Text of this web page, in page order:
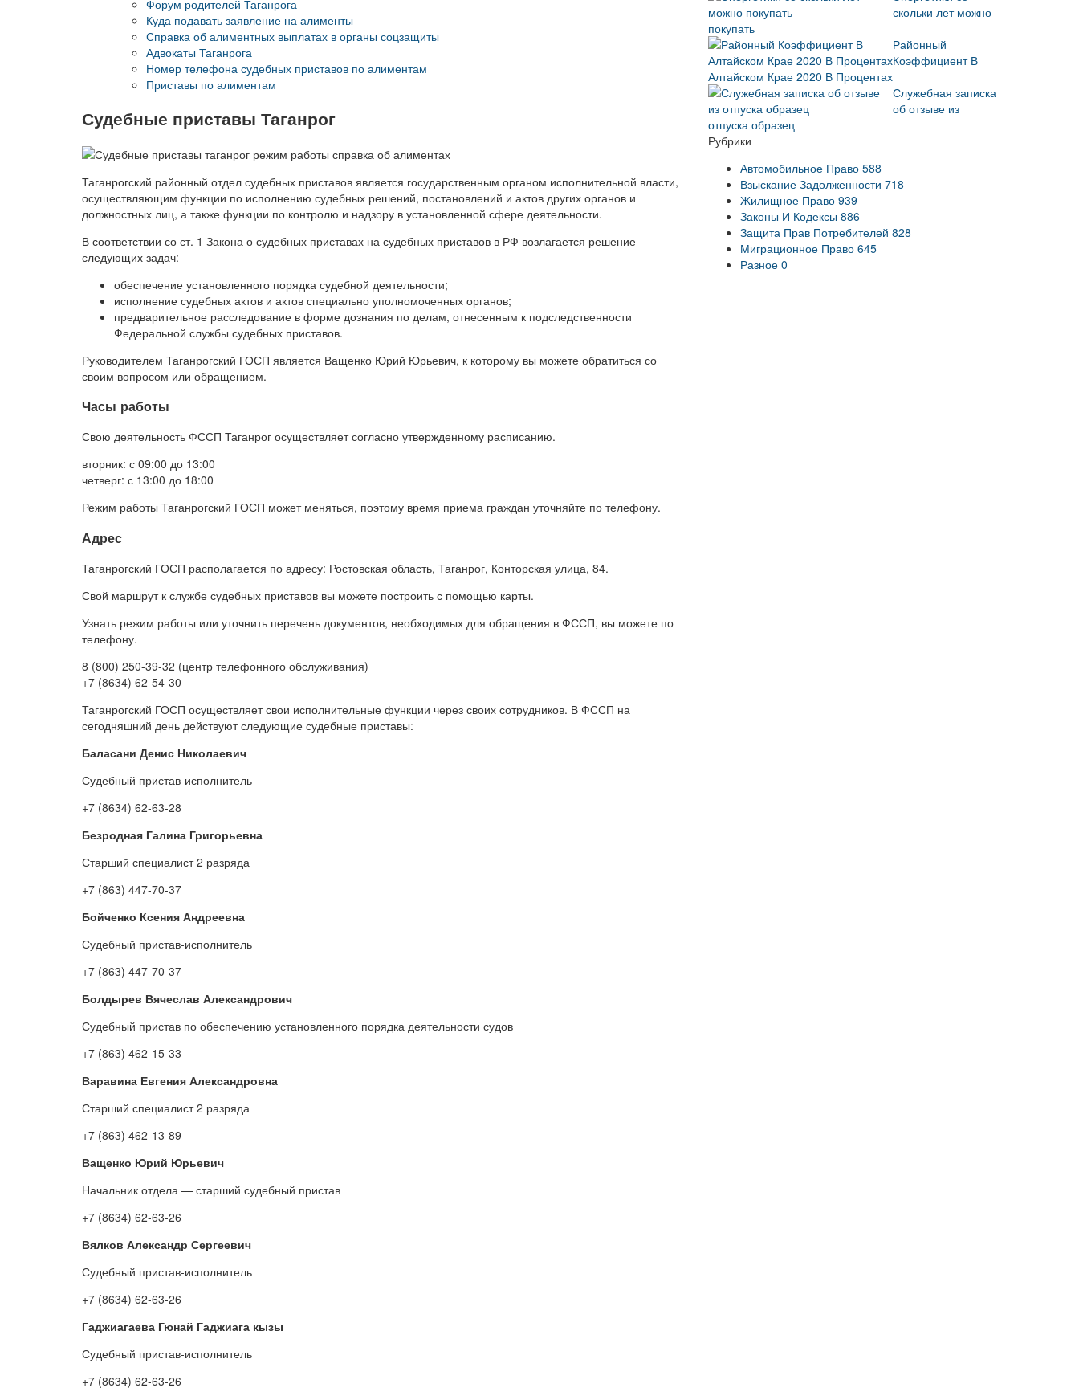
Форум родителей Таганрога
Куда подавать заявление на алименты
Справка об алиментных выплатах в органы соцзащиты
Адвокаты Таганрога
Номер телефона судебных приставов по алиментам
Приставы по алиментам
Судебные приставы Таганрог
Таганрогский районный отдел судебных приставов является государственным органом исполнительной власти,
осуществляющим функции по исполнению судебных решений, постановлений и актов других органов и
должностных лиц, а также функции по контролю и надзору в установленной сфере деятельности.
В соответствии со ст. 1 Закона о судебных приставах на судебных приставов в РФ возлагается решение
следующих задач:
обеспечение установленного порядка судебной деятельности;
исполнение судебных актов и актов специально уполномоченных органов;
предварительное расследование в форме дознания по делам, отнесенным к подследственности
Федеральной службы судебных приставов.
Руководителем Таганрогский ГОСП является Ващенко Юрий Юрьевич, к которому вы можете обратиться со
своим вопросом или обращением.
Часы работы
Свою деятельность ФССП Таганрог осуществляет согласно утвержденному расписанию.
вторник: с 09:00 до 13:00
четверг: с 13:00 до 18:00
Режим работы Таганрогский ГОСП может меняться, поэтому время приема граждан уточняйте по телефону.
Адрес
Таганрогский ГОСП располагается по адресу: Ростовская область, Таганрог, Конторская улица, 84.
Свой маршрут к службе судебных приставов вы можете построить с помощью карты.
Узнать режим работы или уточнить перечень документов, необходимых для обращения в ФССП, вы можете по
телефону.
8 (800) 250-39-32 (центр телефонного обслуживания)
+7 (8634) 62-54-30
Таганрогский ГОСП осуществляет свои исполнительные функции через своих сотрудников. В ФССП на
сегодняшний день действуют следующие судебные приставы:
Баласани Денис Николаевич
Судебный пристав-исполнитель
+7 (8634) 62-63-28
Безродная Галина Григорьевна
Старший специалист 2 разряда
+7 (863) 447-70-37
Бойченко Ксения Андреевна
Судебный пристав-исполнитель
+7 (863) 447-70-37
Болдырев Вячеслав Александрович
Судебный пристав по обеспечению установленного порядка деятельности судов
+7 (863) 462-15-33
Варавина Евгения Александровна
Старший специалист 2 разряда
+7 (863) 462-13-89
Ващенко Юрий Юрьевич
Начальник отдела — старший судебный пристав
+7 (8634) 62-63-26
Вялков Александр Сергеевич
Судебный пристав-исполнитель
+7 (8634) 62-63-26
Гаджиагаева Гюнай Гаджиага кызы
Судебный пристав-исполнитель
+7 (8634) 62-63-26
скольки лет можно
покупать
Районный
Коэффициент В
Алтайском Крае 2020 В Процентах
Служебная записка
об отзыве из
отпуска образец
Рубрики
Автомобильное Право 588
Взыскание Задолженности 718
Жилищное Право 939
Законы И Кодексы 886
Защита Прав Потребителей 828
Миграционное Право 645
Разное 0